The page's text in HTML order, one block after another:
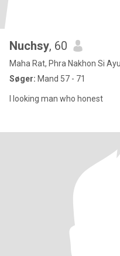
Nuchsy, 60
Maha Rat, Phra Nakhon Si
Søger: Mand 57 - 71
I looking man who honest